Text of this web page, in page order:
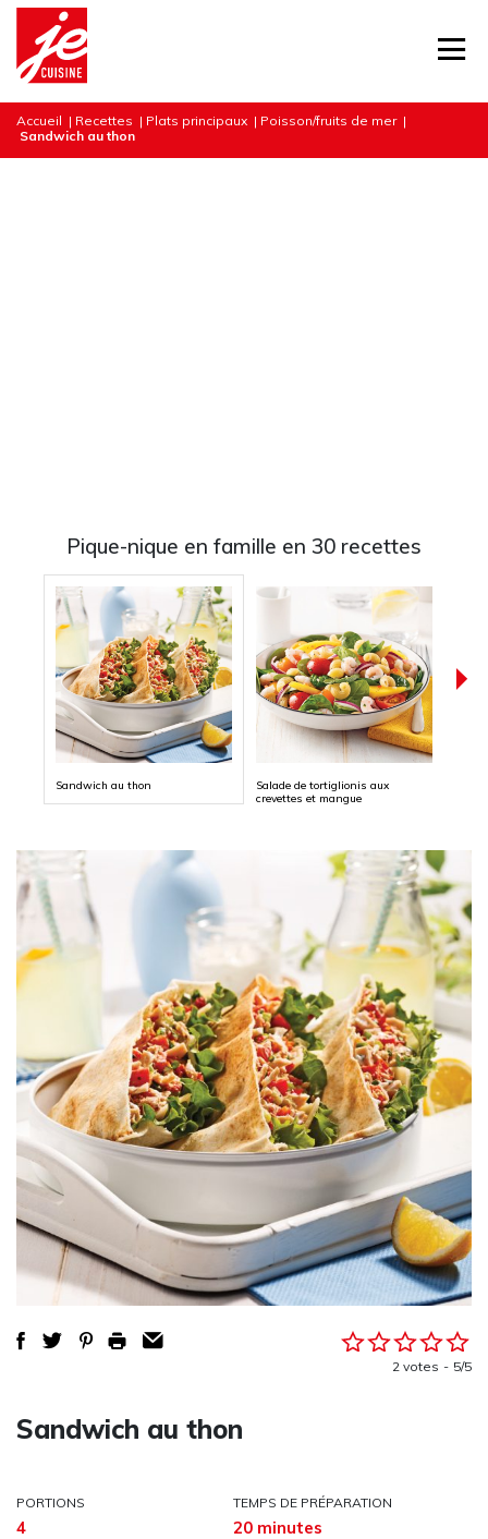
Accueil | Recettes | Plats principaux | Poisson/fruits de mer |
Sandwich au thon
Pique-nique en famille en 30 recettes
Sandwich au thon
Salade de tortiglionis aux
crevettes et mangue
2 votes 5/5
Sandwich au thon
PORTIONS
4
TEMPS DE PRÉPARATION
20 minutes